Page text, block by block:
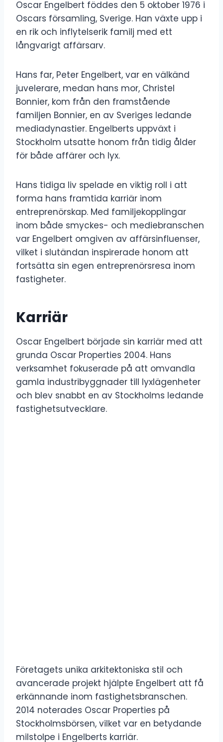
Oscar Engelbert föddes den 5 oktober 1976 i
Oscars församling, Sverige. Han växte upp i
en rik och inflytelserik familj med ett
långvarigt affärsarv.
Hans far, Peter Engelbert, var en välkänd
juvelerare, medan hans mor, Christel
Bonnier, kom från den framstående
familjen Bonnier, en av Sveriges ledande
mediadynastier. Engelberts uppväxt i
Stockholm utsatte honom från tidig ålder
för både affärer och lyx.
Hans tidiga liv spelade en viktig roll i att
forma hans framtida karriär inom
entreprenörskap. Med familjekopplingar
inom både smyckes- och mediebranschen
var Engelbert omgiven av affärsinfluenser,
vilket i slutändan inspirerade honom att
fortsätta sin egen entreprenörsresa inom
fastigheter.
Karriär
Oscar Engelbert började sin karriär med att
grunda Oscar Properties 2004. Hans
verksamhet fokuserade på att omvandla
gamla industribyggnader till lyxlägenheter
och blev snabbt en av Stockholms ledande
fastighetsutvecklare.
Företagets unika arkitektoniska stil och
avancerade projekt hjälpte Engelbert att få
erkännande inom fastighetsbranschen.
2014 noterades Oscar Properties på
Stockholmsbörsen, vilket var en betydande
milstolpe i Engelberts karriär.